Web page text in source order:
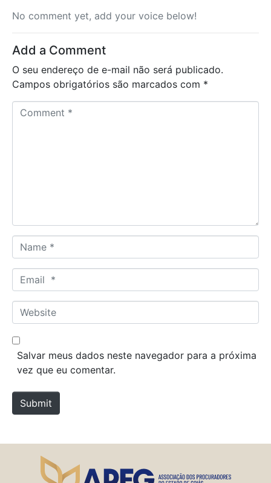
No comment yet, add your voice below!
Add a Comment
O seu endereço de e-mail não será publicado.
Campos obrigatórios são marcados com *
a
m
*
m
a
*
W
e
b
e
Salvar meus dados neste navegador para a próxima
vez que eu comentar.
Submit